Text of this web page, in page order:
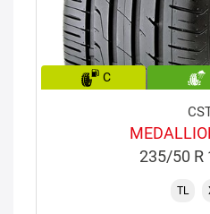
C
235/50 R
TL